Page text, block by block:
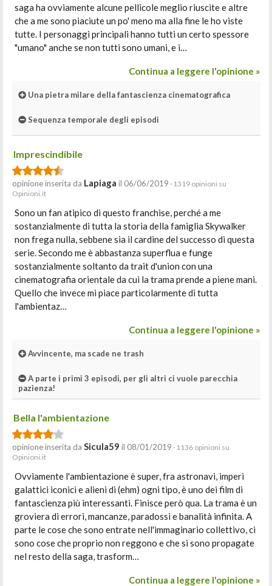
saga ha ovviamente alcune pellicole meglio riuscite e altre
che a me sono piaciute un po' meno ma alla fine le ho viste
tutte. I personaggi principali hanno tutti un certo spessore
"umano" anche se non tutti sono umani, e i…
Continua a leggere l'opinione »
Una pietra milare della fantascienza cinematografica
Sequenza temporale degli episodi
Imprescindibile
opinione inserita da Lapiaga il 06/06/2019 · 1319 opinioni su
Opinioni.it
Sono un fan atipico di questo franchise, perché a me
sostanzialmente di tutta la storia della famiglia Skywalker
non frega nulla, sebbene sia il cardine del successo di questa
serie. Secondo me è abbastanza superflua e funge
sostanzialmente soltanto da trait d'union con una
cinematografia orientale da cui la trama prende a piene mani.
Quello che invece mi piace particolarmente di tutta
l'ambientaz…
Continua a leggere l'opinione »
Avvincente, ma scade ne trash
A parte i primi 3 episodi, per gli altri ci vuole parecchia
pazienza!
Bella l'ambientazione
opinione inserita da Sicula59 il 08/01/2019 · 1136 opinioni su
Opinioni.it
Ovviamente l'ambientazione è super, fra astronavi, imperi
galattici iconici e alieni di (ehm) ogni tipo, è uno dei film di
fantascienza più interessanti. Finisce però qua. La trama è un
groviera di errori, mancanze, paradossi e banalità infinita. A
parte le cose che sono entrate nell'immaginario collettivo, ci
sono cose che proprio non reggono e che si sono propagate
nel resto della saga, trasform…
Continua a leggere l'opinione »